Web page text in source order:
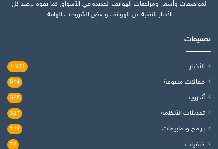
لمواصفات وأسعار ومراجعات الهواتف الجديدة في الأسواق كما نقوم برصد كل
الأخبار التقنية عن الهواتف وبعض الشروحات الهامة.
تصنيفات
الأخبار 1٬931
مقالات متنوعة 614
أندرويد 328
تحديثات الأنظمة 327
برامج وتطبيقات 118
خلفيات 78